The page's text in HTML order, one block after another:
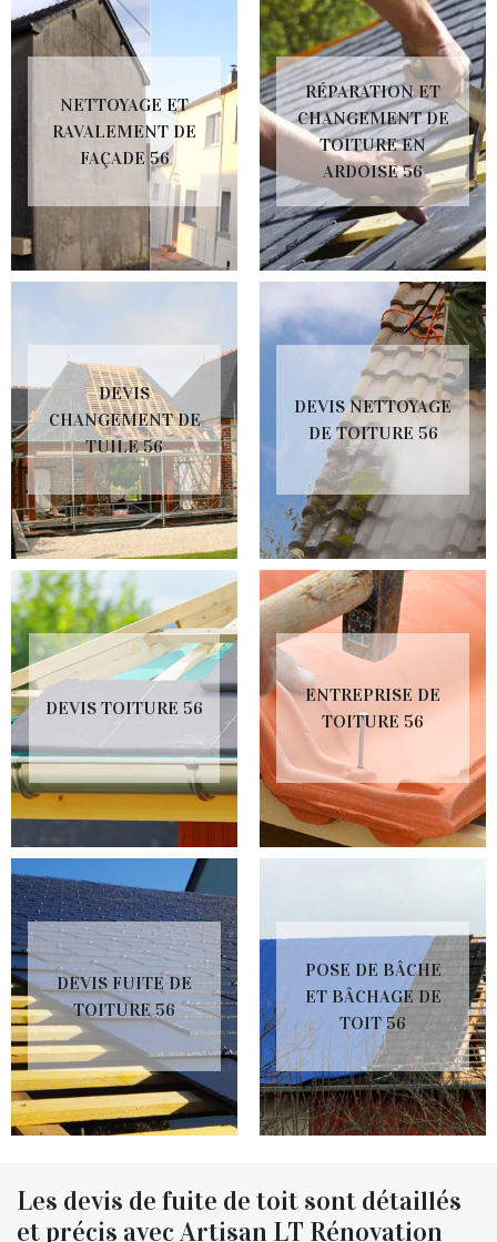
NETTOYAGE ET
RAVALEMENT DE
FAÇADE 56
RÉPARATION ET
CHANGEMENT DE
TOITURE EN
ARDOISE 56
DEVIS
CHANGEMENT DE
TUILE 56
DEVIS NETTOYAGE
DE TOITURE 56
DEVIS TOITURE 56
ENTREPRISE DE
TOITURE 56
DEVIS FUITE DE
TOITURE 56
POSE DE BÂCHE
ET BÂCHAGE DE
TOIT 56
Les devis de fuite de toit sont détaillés
et précis avec Artisan LT Rénovation